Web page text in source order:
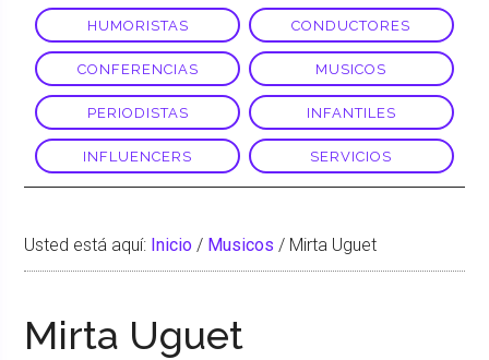
HUMORISTAS CONDUCTORES
CONFERENCIAS MUSICOS
PERIODISTAS INFANTILES
INFLUENCERS SERVICIOS
Usted está aquí: Inicio / Musicos / Mirta Uguet
Mirta Uguet